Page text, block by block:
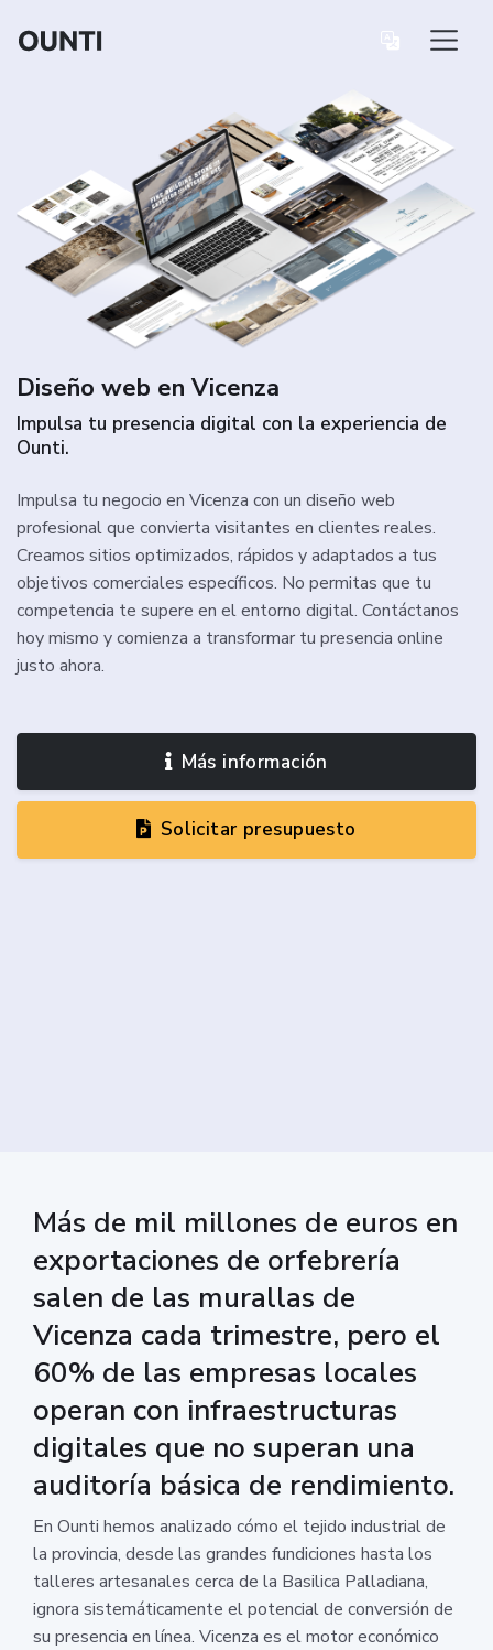
Diseño web en Vicenza
Impulsa tu presencia digital con la experiencia de
Ounti.
Impulsa tu negocio en Vicenza con un diseño web
profesional que convierta visitantes en clientes reales.
Creamos sitios optimizados, rápidos y adaptados a tus
objetivos comerciales específicos. No permitas que tu
competencia te supere en el entorno digital. Contáctanos
hoy mismo y comienza a transformar tu presencia online
justo ahora.
Más información
Solicitar presupuesto
Más de mil millones de euros en
exportaciones de orfebrería
salen de las murallas de
Vicenza cada trimestre, pero el
60% de las empresas locales
operan con infraestructuras
digitales que no superan una
auditoría básica de rendimiento.
En Ounti hemos analizado cómo el tejido industrial de
la provincia, desde las grandes fundiciones hasta los
talleres artesanales cerca de la Basilica Palladiana,
ignora sistemáticamente el potencial de conversión de
su presencia en línea. Vicenza es el motor económico